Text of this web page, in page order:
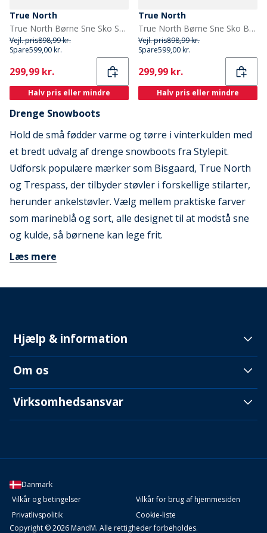
True North
True North Børne Sne Sko Sort
Vejl. pris898,99 kr.
Spare599,00 kr.
Current
299,99 kr.
Halv pris eller mindre
True North
True North Børne Sne Sko Brun
Vejl. pris898,99 kr.
Spare599,00 kr.
Current
299,99 kr.
Halv pris eller mindre
Drenge Snowboots
Hold de små fødder varme og tørre i vinterkulden med
et bredt udvalg af drenge snowboots fra Stylepit.
Udforsk populære mærker som Bisgaard, True North
og Trespass, der tilbyder støvler i forskellige stilarter,
herunder ankelstøvler. Vælg mellem praktiske farver
som marineblå og sort, alle designet til at modstå sne
og kulde, så børnene kan lege frit.
Læs mere
Hjælp & information
Om os
Virksomhedsansvar
Danmark
Vilkår og betingelser
Vilkår for brug af hjemmesiden
Privatlivspolitik
Cookie-liste
Copyright © 2026 MandM. Alle rettigheder forbeholdes.